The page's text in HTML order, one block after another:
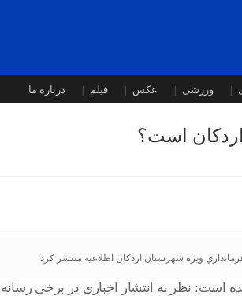
ورزشی عکس فیلم درباره ما
اردکان است؟
ويژه شهرستان اردكان اطلاعیه منتشر کرد.
است: نظر به انتشار اخباری در برخی